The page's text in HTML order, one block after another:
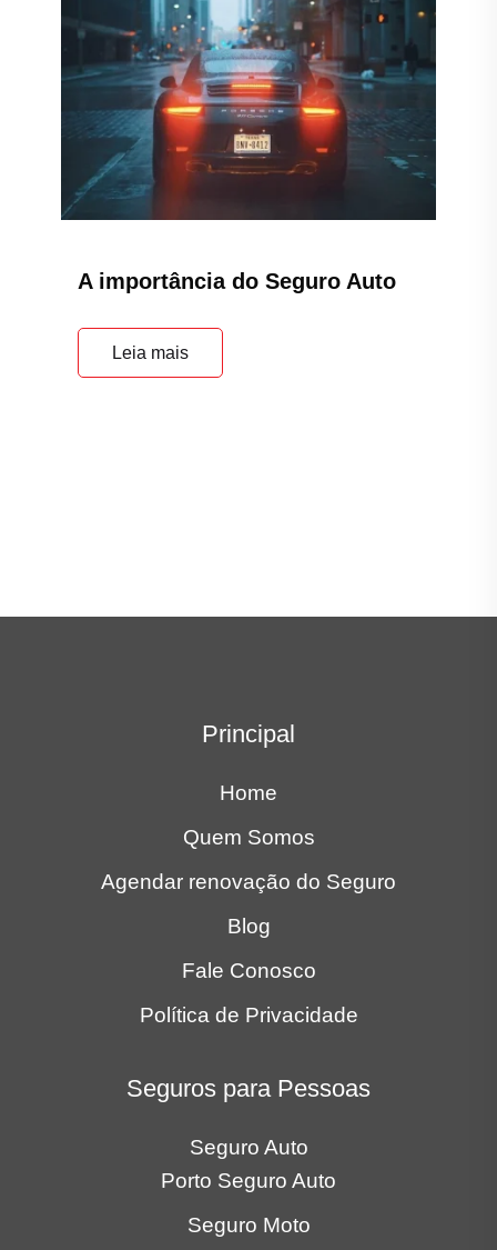
A importância do Seguro Auto
Leia mais
Principal
Home
Quem Somos
Agendar renovação do Seguro
Blog
Fale Conosco
Política de Privacidade
Seguros para Pessoas
Seguro Auto
Porto Seguro Auto
Seguro Moto